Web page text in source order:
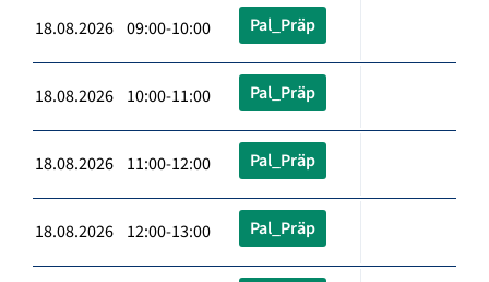
18.08.2026 09:00-10:00 Pal_Präp
18.08.2026 10:00-11:00 Pal_Präp
18.08.2026 11:00-12:00 Pal_Präp
18.08.2026 12:00-13:00 Pal_Präp